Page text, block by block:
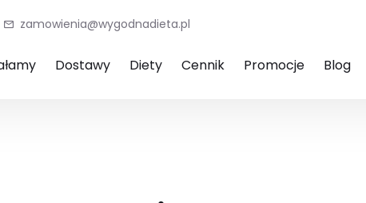
zamowienia@wygodnadieta.pl
Dostawy Diety Cennik Promocje Blog